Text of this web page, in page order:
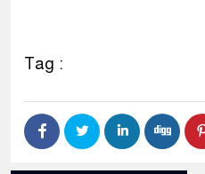
Tag :